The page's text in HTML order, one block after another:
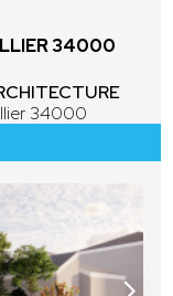
34000
34000